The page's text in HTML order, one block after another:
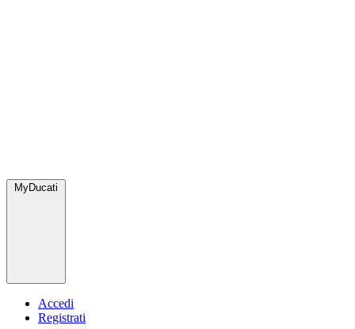
MyDucati
Accedi
Registrati